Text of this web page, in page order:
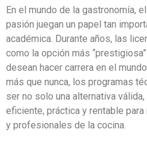
En el mundo de la gastronomía,
pasión juegan un papel tan
académica. Durante años, las
como la opción más
desean hacer carrera en el
más que nunca, los programas
ser no solo una alternativa
eficiente, práctica y rentable
y profesionales de la cocina.